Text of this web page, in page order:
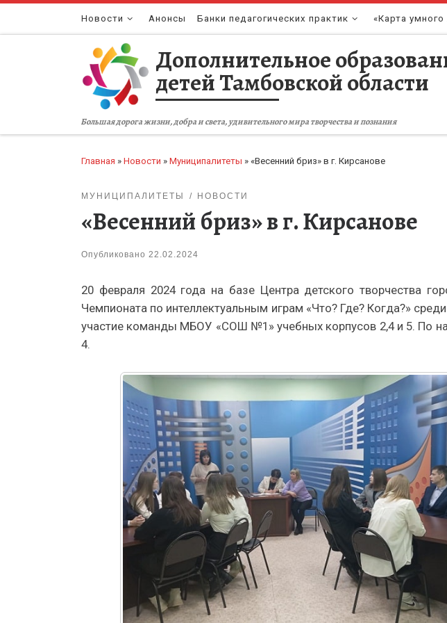
Перейти к содержимому
Новости Анонсы Банки педагогических практик «Карта умного
Дополнительное
детей Тамбовской области
Большая дорога жизни, добра и света, удивительного мира творчества и познания
Главная » Новости » Муниципалитеты » «Весенний бриз» в г. Кирсанове
МУНИЦИПАЛИТЕТЫ НОВОСТИ
«Весенний бриз» в г. Кирсанове
Опубликовано 22.02.2024
20 февраля 2024 года на базе Центра детского творчества
Чемпионата по интеллектуальным играм «Что? Где? Когда?»
участие команды МБОУ «СОШ №1» учебных корпусов 2,4 и 5. По
4.